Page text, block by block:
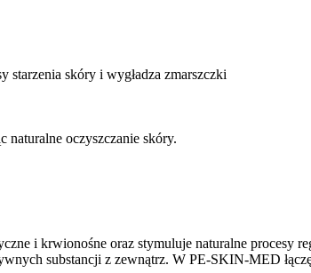
starzenia skóry i wygładza zmarszczki
oczyszczanie skóry.
i krwionośne oraz stymuluje naturalne procesy
substancji z zewnątrz. W PE-SKIN-MED